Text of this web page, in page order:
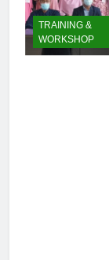
TRAINING &
WORKSHOP